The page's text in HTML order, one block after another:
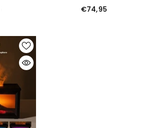
Dynamisches LED-
Dämonenauge
€74,95